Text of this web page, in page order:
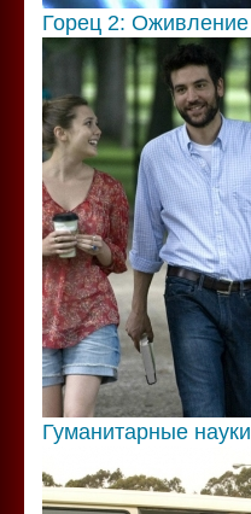
Горец 2: Оживление
Гуманитарные науки